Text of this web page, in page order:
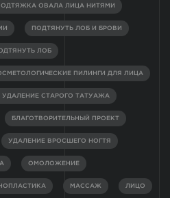
ОВАЛА ЛИЦА НИТЯМИ
ПОДТЯНУТЬ ЛОБ И БРОВИ
ЛОБ
ПИЛИНГИ ДЛЯ ЛИЦА
УДАЛЕНИЕ СТАРОГО ТАТУАЖА
БЛАГОТВОРИТЕЛЬНЫЙ ПРОЕКТ
УДАЛЕНИЕ ВРОСШЕГО НОГТЯ
ОМОЛОЖЕНИЕ
МАССАЖ ЛИЦО